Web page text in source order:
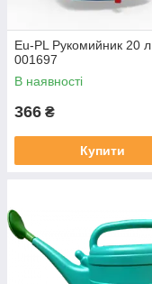
Eu-PL Рукомийник 20 л
001697
В наявності
366 ₴
Купити